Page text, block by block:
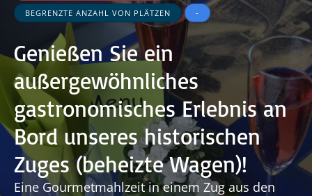
BEGRENZTE ANZAHL VON PLÄTZEN -
Genießen Sie ein
außergewöhnliches
gastronomisches Erlebnis an
Bord unseres historischen
Zuges (beheizte Wagen)!
Eine Gourmetmahlzeit in einem Zug aus den